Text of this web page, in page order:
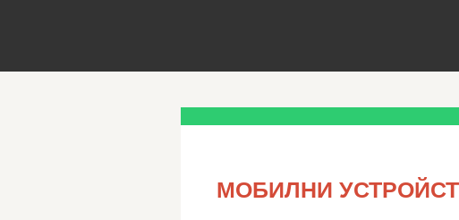
МОБИЛНИ